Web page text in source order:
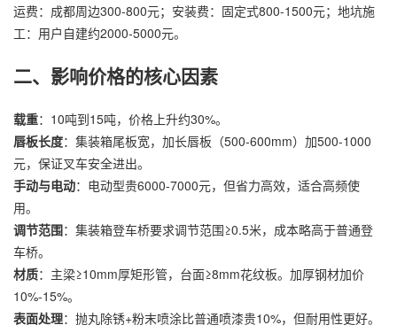
运费：成都周边300-800元；安装费：固定式800-1500元；地坑施
工：用户自建约2000-5000元。
二、影响价格的核心因素
载重：10吨到15吨，价格上升约30%。
唇板长度：集装箱尾板宽，加长唇板（500-600mm）加500-1000
元，保证叉车安全进出。
手动与电动：电动型贵6000-7000元，但省力高效，适合高频使
用。
调节范围：集装箱登车桥要求调节范围≥0.5米，成本略高于普通登
车桥。
材质：主梁≥10mm厚矩形管，台面≥8mm花纹板。加厚钢材加价
10%-15%。
表面处理：抛丸除锈+粉末喷涂比普通喷漆贵10%，但耐用性更好。